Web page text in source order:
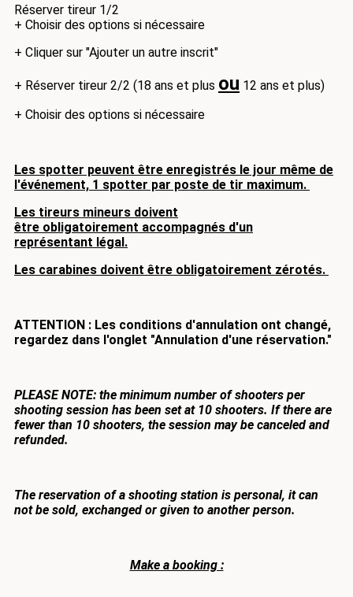
Réserver tireur 1/2
+ Choisir des options si nécessaire
+ Cliquer sur "Ajouter un autre inscrit"
+ Réserver tireur 2/2 (18 ans et plus ou 12 ans et plus)
+ Choisir des options si nécessaire
Les spotter peuvent être enregistrés le jour même de
l'événement, 1 spotter par poste de tir maximum.
Les tireurs mineurs doivent
être obligatoirement accompagnés d'un
représentant légal.
Les carabines doivent être obligatoirement zérotés.
ATTENTION : Les conditions d'annulation ont changé,
regardez dans l'onglet "Annulation d'une réservation."
PLEASE NOTE: the minimum number of shooters per
shooting session has been set at 10 shooters. If there are
fewer than 10 shooters, the session may be canceled and
refunded.
The reservation of a shooting station is personal, it can
not be sold, exchanged or given to another person.
Make a booking :